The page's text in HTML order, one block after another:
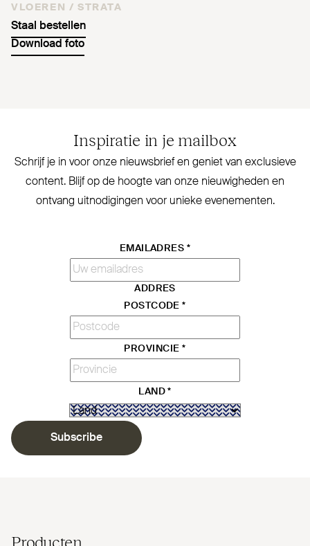
VLOEREN / STRATA
Staal bestellen
Download foto
Inspiratie in je mailbox
Schrijf je in voor onze nieuwsbrief en geniet van exclusieve
content. Blijf op de hoogte van onze nieu­wigheden en
ontvang uit­no­digingen voor unieke evenementen.
EMAILADRES *
ADDRES
POSTCODE*
PROVINCIE*
LAND*
Subscribe
Producten